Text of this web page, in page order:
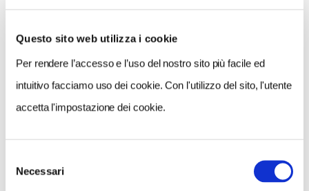
Questo sito web utilizza i cookie
Per rendere l’accesso e l’uso del nostro sito più facile ed
intuitivo facciamo uso dei cookie. Con l'utilizzo del sito, l'utente
accetta l'impostazione dei cookie.
delNecessari
Chiesa di San Maurizio al Monastero Maggiore (c.so